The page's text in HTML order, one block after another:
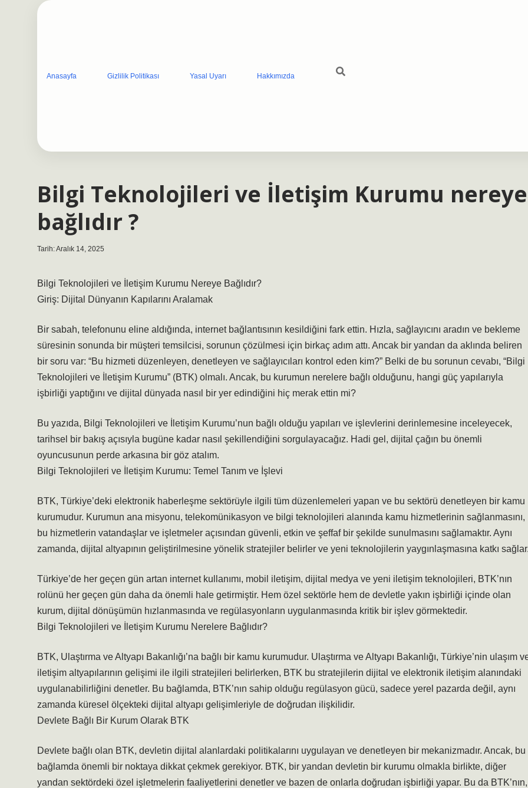
Anasayfa Gizlilik Politikası Yasal Uyarı Hakkımızda
Bilgi Teknolojileri ve İletişim Kurumu nereye
bağlıdır ?
Tarih: Aralık 14, 2025
Bilgi Teknolojileri ve İletişim Kurumu Nereye Bağlıdır?
Giriş: Dijital Dünyanın Kapılarını Aralamak
Bir sabah, telefonunu eline aldığında, internet bağlantısının kesildiğini fark ettin. Hızla, sağlayıcını aradın ve bekleme
süresinin sonunda bir müşteri temsilcisi, sorunun çözülmesi için birkaç adım attı. Ancak bir yandan da aklında beliren
bir soru var: “Bu hizmeti düzenleyen, denetleyen ve sağlayıcıları kontrol eden kim?” Belki de bu sorunun cevabı, “Bilgi
Teknolojileri ve İletişim Kurumu” (BTK) olmalı. Ancak, bu kurumun nerelere bağlı olduğunu, hangi güç yapılarıyla
işbirliği yaptığını ve dijital dünyada nasıl bir yer edindiğini hiç merak ettin mi?
Bu yazıda, Bilgi Teknolojileri ve İletişim Kurumu’nun bağlı olduğu yapıları ve işlevlerini derinlemesine inceleyecek,
tarihsel bir bakış açısıyla bugüne kadar nasıl şekillendiğini sorgulayacağız. Hadi gel, dijital çağın bu önemli
oyuncusunun perde arkasına bir göz atalım.
Bilgi Teknolojileri ve İletişim Kurumu: Temel Tanım ve İşlevi
BTK, Türkiye’deki elektronik haberleşme sektörüyle ilgili tüm düzenlemeleri yapan ve bu sektörü denetleyen bir kamu
kurumudur. Kurumun ana misyonu, telekomünikasyon ve bilgi teknolojileri alanında kamu hizmetlerinin sağlanmasını,
bu hizmetlerin vatandaşlar ve işletmeler açısından güvenli, etkin ve şeffaf bir şekilde sunulmasını sağlamaktır. Aynı
zamanda, dijital altyapının geliştirilmesine yönelik stratejiler belirler ve yeni teknolojilerin yaygınlaşmasına katkı
Türkiye’de her geçen gün artan internet kullanımı, mobil iletişim, dijital medya ve yeni iletişim teknolojileri, BTK’nın
rolünü her geçen gün daha da önemli hale getirmiştir. Hem özel sektörle hem de devletle yakın işbirliği içinde olan
kurum, dijital dönüşümün hızlanmasında ve regülasyonların uygulanmasında kritik bir işlev görmektedir.
Bilgi Teknolojileri ve İletişim Kurumu Nerelere Bağlıdır?
BTK, Ulaştırma ve Altyapı Bakanlığı’na bağlı bir kamu kurumudur. Ulaştırma ve Altyapı Bakanlığı, Türkiye’nin ulaşım
iletişim altyapılarının gelişimi ile ilgili stratejileri belirlerken, BTK bu stratejilerin dijital ve elektronik iletişim alanındaki
uygulanabilirliğini denetler. Bu bağlamda, BTK’nın sahip olduğu regülasyon gücü, sadece yerel pazarda değil, aynı
zamanda küresel ölçekteki dijital altyapı gelişimleriyle de doğrudan ilişkilidir.
Devlete Bağlı Bir Kurum Olarak BTK
Devlete bağlı olan BTK, devletin dijital alanlardaki politikalarını uygulayan ve denetleyen bir mekanizmadır. Ancak, bu
bağlamda önemli bir noktaya dikkat çekmek gerekiyor. BTK, bir yandan devletin bir kurumu olmakla birlikte, diğer
yandan sektördeki özel işletmelerin faaliyetlerini denetler ve bazen de onlarla doğrudan işbirliği yapar. Bu da BTK’nın,